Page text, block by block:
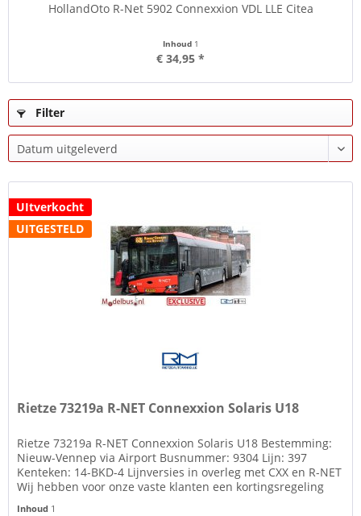
HollandOto R-Net 5902 Connexxion VDL LLE Citea
Inhoud 1
€ 34,95 *
Filter
UItverkocht
UITGESTELD
Rietze 73219a R-NET Connexxion Solaris U18
Rietze 73219a R-NET Connexxion Solaris U18 Bestemming:
Nieuw-Vennep via Airport Busnummer: 9304 Lijn: 397
Kenteken: 14-BKD-4 Lijnversies in overleg met CXX en R-NET
Wij hebben voor onze vaste klanten een kortingsregeling
Inhoud 1